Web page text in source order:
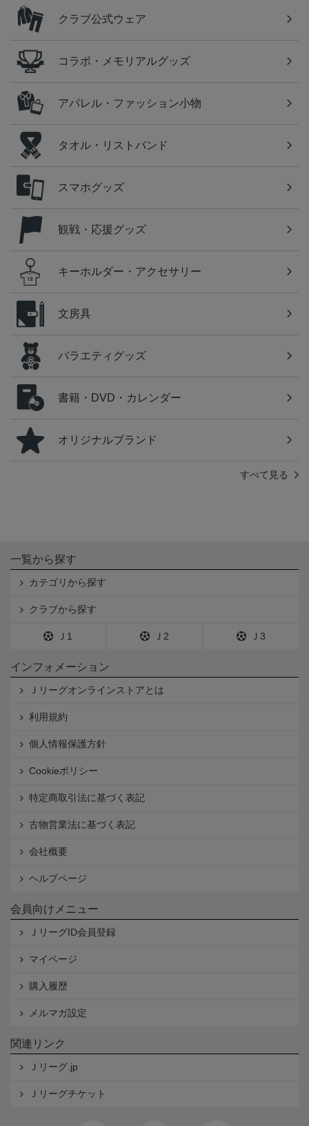
クラブ公式ウェア
コラボ・メモリアルグッズ
アパレル・ファッション小物
タオル・リストバンド
スマホグッズ
観戦・応援グッズ
キーホルダー・アクセサリー
文房具
バラエティグッズ
書籍・DVD・カレンダー
オリジナルブランド
すべて見る
一覧から探す
カテゴリから探す
クラブから探す
Ｊ1 Ｊ2 Ｊ3
インフォメーション
Ｊリーグオンラインストアとは
利用規約
個人情報保護方針
Cookieポリシー
特定商取引法に基づく表記
古物営業法に基づく表記
会社概要
ヘルプページ
会員向けメニュー
ＪリーグID会員登録
マイページ
購入履歴
メルマガ設定
関連リンク
Ｊリーグ.jp
Ｊリーグチケット